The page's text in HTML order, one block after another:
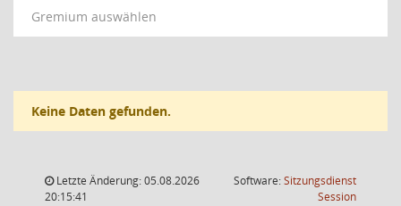
Gremium auswählen
Keine Daten gefunden.
Letzte Änderung: 05.08.2026
20:15:41
Software:Sitzungsdienst
Session(Wird in